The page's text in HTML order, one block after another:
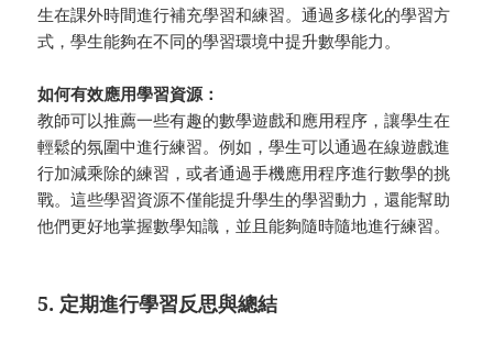
生在課外時間進行補充學習和練習。通過多樣化的學習方
式，學生能夠在不同的學習環境中提升數學能力。
如何有效應用學習資源：
教師可以推薦一些有趣的數學遊戲和應用程序，讓學生在
輕鬆的氛圍中進行練習。例如，學生可以通過在線遊戲進
行加減乘除的練習，或者通過手機應用程序進行數學的挑
戰。這些學習資源不僅能提升學生的學習動力，還能幫助
他們更好地掌握數學知識，並且能夠隨時隨地進行練習。
5. 定期進行學習反思與總結